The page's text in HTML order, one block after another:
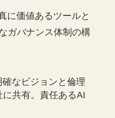
に価値あるツールと
ガバナンス体制の構
なビジョンと倫理
共有。責任あるAI